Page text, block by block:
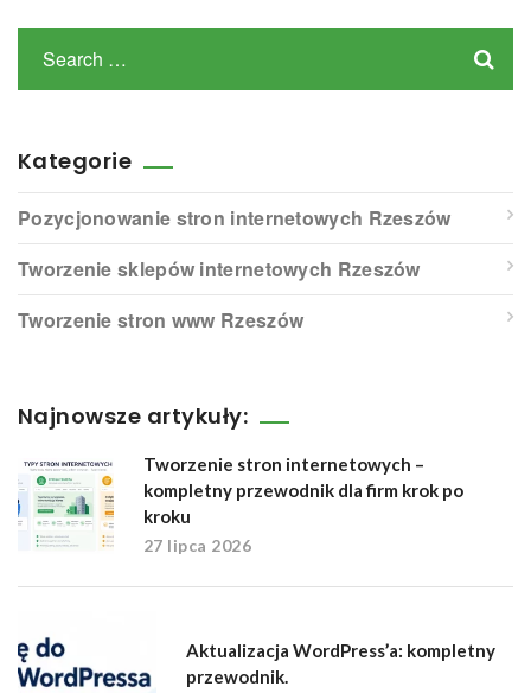
Kategorie
Pozycjonowanie stron internetowych Rzeszów
Tworzenie sklepów internetowych Rzeszów
Tworzenie stron www Rzeszów
Najnowsze artykuły:
Tworzenie stron internetowych –
kompletny przewodnik dla firm krok po
kroku
27 lipca 2026
Aktualizacja WordPress’a: kompletny
przewodnik.